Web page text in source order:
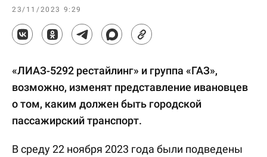
23/11/2023 9:29
«ЛИАЗ-5292 рестайлинг» и группа «ГАЗ»,
возможно, изменят представление ивановцев
о том, каким должен быть городской
пассажирский транспорт.
В среду 22 ноября 2023 года были подведены